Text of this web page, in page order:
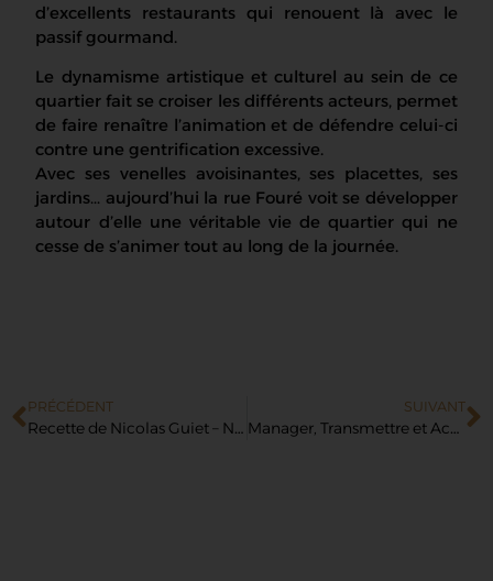
d’excellents restaurants qui renouent là avec le
passif gourmand.
Le dynamisme artistique et culturel au sein de ce
quartier fait se croiser les différents acteurs, permet
de faire renaître l’animation et de défendre celui-ci
contre une gentrification excessive.
Avec ses venelles avoisinantes, ses placettes, ses
jardins… aujourd’hui la rue Fouré voit se développer
autour d’elle une véritable vie de quartier qui ne
cesse de s’animer tout au long de la journée.
PRÉCÉDENT
Recette de Nicolas Guiet – Noix de Saint-Jacques Croustillantes
SUIVANT
Manager, Transmettre et Accompagner